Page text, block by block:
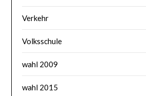
Verkehr
Volksschule
wahl 2009
wahl 2015